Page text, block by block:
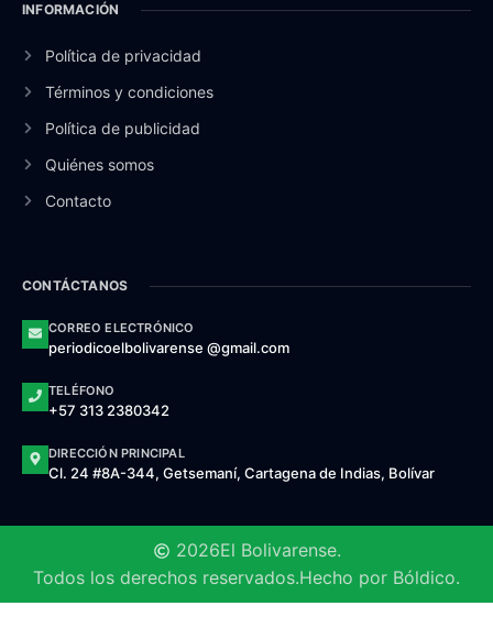
INFORMACIÓN
Política de privacidad
Términos y condiciones
Política de publicidad
Quiénes somos
Contacto
CONTÁCTANOS
CORREO ELECTRÓNICO
periodicoelbolivarense @gmail.com
TELÉFONO
+57 313 2380342
DIRECCIÓN PRINCIPAL
Cl. 24 #8A-344, Getsemaní, Cartagena de Indias, Bolívar
2026El Bolivarense.
Todos los derechos reservados.Hecho por Bóldico.